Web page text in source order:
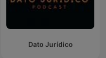
Dato Jurídico